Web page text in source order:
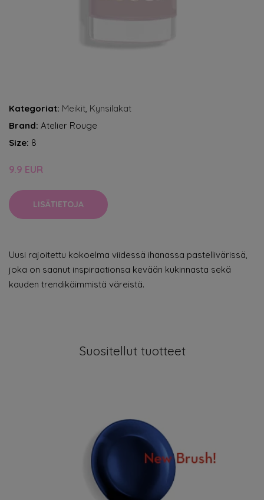
Kategoriat: Meikit, Kynsilakat
Brand: Atelier Rouge
Size: 8
9.9 EUR
LISÄTIETOJA
Uusi rajoitettu kokoelma viidessä ihanassa pastellivärissä,
joka on saanut inspiraationsa kevään kukinnasta sekä
kauden trendikäimmistä väreistä.
Suositellut tuotteet